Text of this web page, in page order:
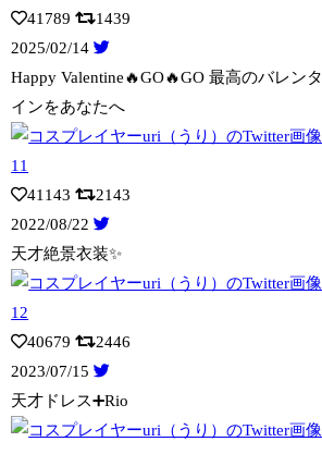
41789
1439
2025/02/14
Happy Valentine🔥GO🔥GO 最高のバレンタ
インをあなたへ
41143
2143
2022/08/22
天才絶景衣装✨
40679
2446
2023/07/15
天才ドレス➕Rio